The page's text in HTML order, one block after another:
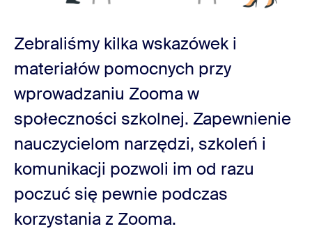
Zebraliśmy kilka wskazówek i
materiałów pomocnych przy
wprowadzaniu Zooma w
społeczności szkolnej. Zapewnienie
nauczycielom narzędzi, szkoleń i
komunikacji pozwoli im od razu
poczuć się pewnie podczas
korzystania z Zooma.